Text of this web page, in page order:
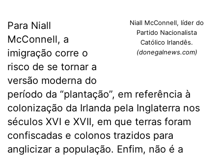
Niall McConnell, líder do
Partido Nacionalista
Católico Irlandês.
(donegalnews.com)
Para Niall
McConnell, a
imigração corre o
risco de se tornar a
versão moderna do
período da “plantação”, em referência à
colonização da Irlanda pela Inglaterra nos
séculos XVI e XVII, em que terras foram
confiscadas e colonos trazidos para
anglicizar a população. Enfim, não é a